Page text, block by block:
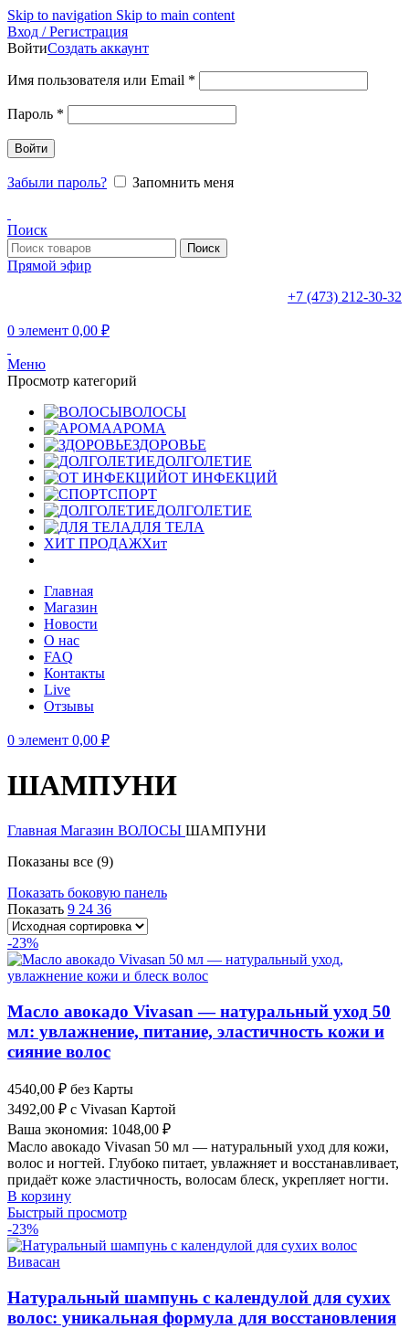
Skip to navigation Skip to main content
Вход / Регистрация
ВойтиСоздать аккаунт
Имя пользователя или Email *
Пароль *
Войти
Забыли пароль? Запомнить меня
Поиск
Поиск
Прямой эфир
+7 (473) 212-30-32
0 элемент 0,00 ₽
Меню
Просмотр категорий
ВОЛОСЫ
АРОМА
ЗДОРОВЬЕ
ДОЛГОЛЕТИЕ
ОТ ИНФЕКЦИЙ
СПОРТ
ДОЛГОЛЕТИЕ
ДЛЯ ТЕЛА
ХИТ ПРОДАЖХит
Главная
Магазин
Новости
О нас
FAQ
Контакты
Live
Отзывы
0 элемент 0,00 ₽
ШАМПУНИ
Главная Магазин ВОЛОСЫ ШАМПУНИ
Показаны все (9)
Показать боковую панель
Показать 9 24 36
-23%
Масло авокадо Vivasan — натуральный уход 50
мл: увлажнение, питание, эластичность кожи и
сияние волос
4540,00 ₽ без Карты
3492,00 ₽ с Vivasan Картой
Ваша экономия: 1048,00 ₽
Масло авокадо Vivasan 50 мл — натуральный уход для кожи,
волос и ногтей. Глубоко питает, увлажняет и восстанавливает,
придаёт коже эластичность, волосам блеск, укрепляет ногти.
В корзину
Быстрый просмотр
-23%
Натуральный шампунь с календулой для сухих
волос: уникальная формула для восстановления